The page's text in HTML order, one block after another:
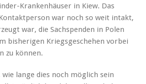
Krankenhäuser in Kiew. Das
war noch so weit intakt,
war, die Sachspenden in Polen
bisherigen Kriegsgeschehen vorbei
zu können.
lange dies noch möglich sein